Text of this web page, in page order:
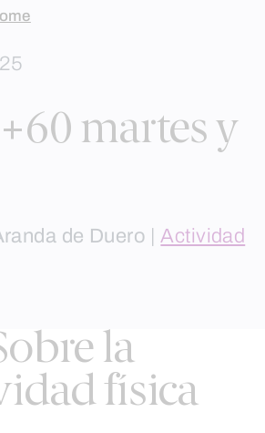
martes y
de Duero |Actividad
la
física